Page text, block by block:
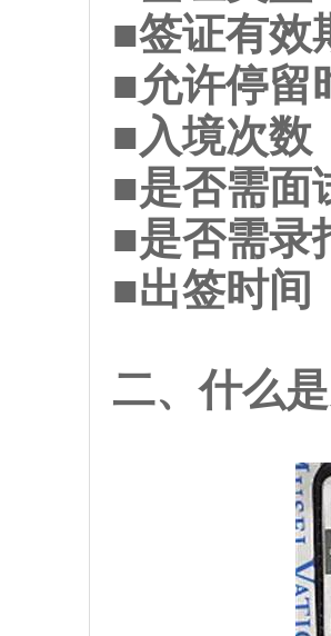
■签证有效
■允许停留
■入境次数
■是否需面
■是否需录
■出签时间
二、什么